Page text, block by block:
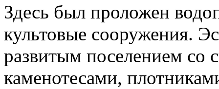
Здесь был проложен
культовые сооружения.
развитым поселением со
каменотесами,